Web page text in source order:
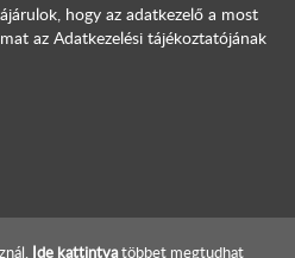
Ide kattintvatöbbet megtudhat
hogy az adatkezelő a most
az Adatkezelési tájékoztatójának